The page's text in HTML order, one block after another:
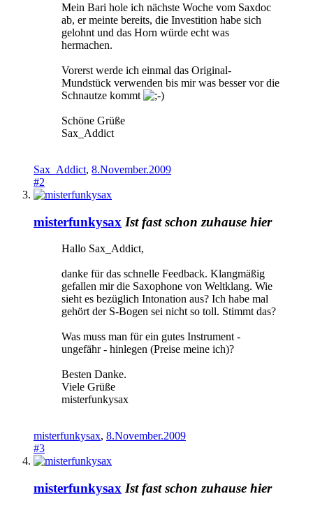
Mein Bari hole ich nächste Woche vom Saxdoc
ab, er meinte bereits, die Investition habe sich
gelohnt und das Horn würde echt was
hermachen.
Vorerst werde ich einmal das Original-
Mundstück verwenden bis mir was besser vor die
Schnautze kommt
Schöne Grüße
Sax_Addict
Sax_Addict, 8.November.2009
#2
misterfunkysax Ist fast schon zuhause hier
Hallo Sax_Addict,
danke für das schnelle Feedback. Klangmäßig
gefallen mir die Saxophone von Weltklang. Wie
sieht es bezüglich Intonation aus? Ich habe mal
gehört der S-Bogen sei nicht so toll. Stimmt das?
Was muss man für ein gutes Instrument -
ungefähr - hinlegen (Preise meine ich)?
Besten Danke.
Viele Grüße
misterfunkysax
misterfunkysax, 8.November.2009
#3
misterfunkysax Ist fast schon zuhause hier